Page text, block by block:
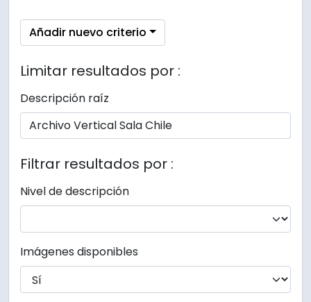
Añadir nuevo criterio
Limitar resultados por :
Descripción raíz
Filtrar resultados por :
Nivel de descripción
Imágenes disponibles